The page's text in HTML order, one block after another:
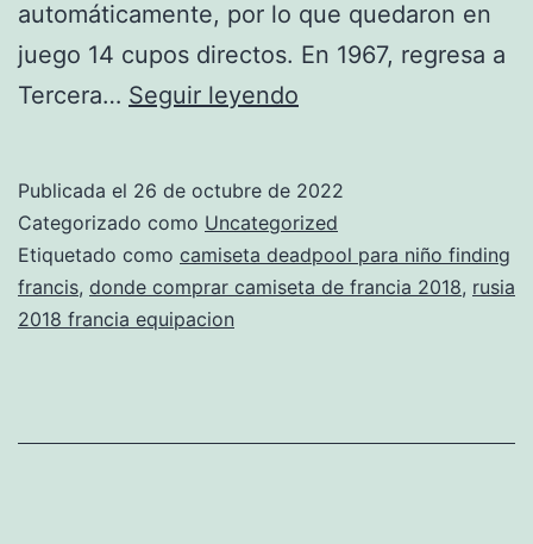
automáticamente, por lo que quedaron en
juego 14 cupos directos. En 1967, regresa a
Tercera… Seguir leyendo
rusia
Publicada el 26 de octubre de 2022
Categorizado como Uncategorized
Etiquetado como camiseta deadpool para niño finding
francis, donde comprar camiseta de francia 2018, rusia
2018 francia equipacion